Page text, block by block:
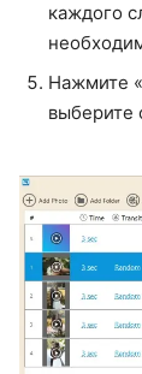
каждого
Нажмите «
выберите